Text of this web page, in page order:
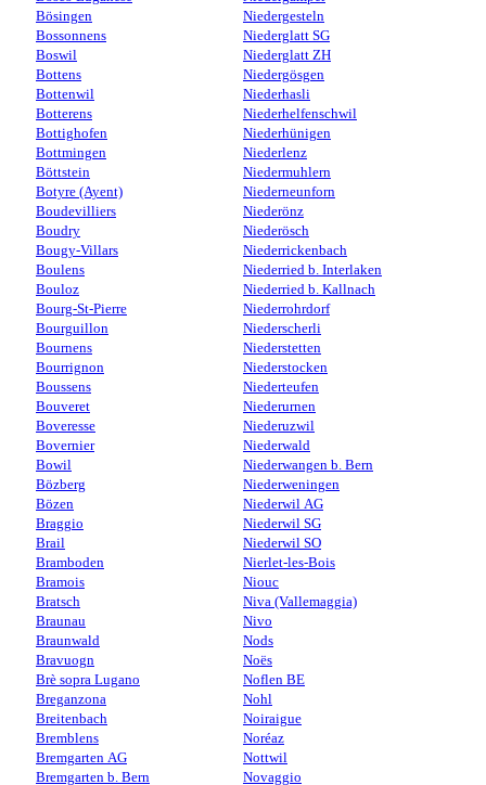
Bösingen
Bossonnens
Boswil
Bottens
Bottenwil
Botterens
Bottighofen
Bottmingen
Böttstein
Botyre (Ayent)
Boudevilliers
Boudry
Bougy-Villars
Boulens
Bouloz
Bourg-St-Pierre
Bourguillon
Bournens
Bourrignon
Boussens
Bouveret
Boveresse
Bovernier
Bowil
Bözberg
Bözen
Braggio
Brail
Bramboden
Bramois
Bratsch
Braunau
Braunwald
Bravuogn
Brè sopra Lugano
Breganzona
Breitenbach
Bremblens
Bremgarten AG
Bremgarten b. Bern
Niedergesteln
Niederglatt SG
Niederglatt ZH
Niedergösgen
Niederhasli
Niederhelfenschwil
Niederhünigen
Niederlenz
Niedermuhlern
Niederneunforn
Niederönz
Niederösch
Niederrickenbach
Niederried b. Interlaken
Niederried b. Kallnach
Niederrohrdorf
Niederscherli
Niederstetten
Niederstocken
Niederteufen
Niederurnen
Niederuzwil
Niederwald
Niederwangen b. Bern
Niederweningen
Niederwil AG
Niederwil SG
Niederwil SO
Nierlet-les-Bois
Niouc
Niva (Vallemaggia)
Nivo
Nods
Noës
Noflen BE
Nohl
Noiraigue
Noréaz
Nottwil
Novaggio